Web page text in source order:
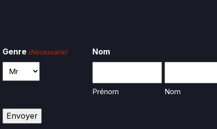
Genre (Nécessaire) Nom
Prénom Nom